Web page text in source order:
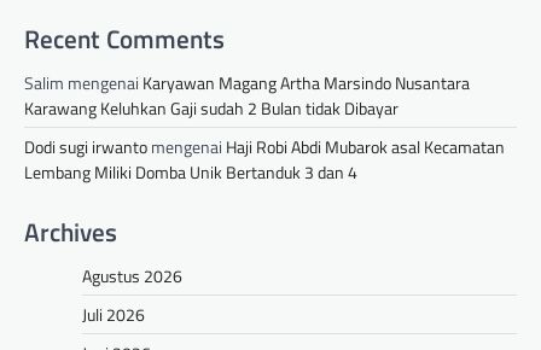
Recent Comments
Salim mengenai Karyawan Magang Artha Marsindo Nusantara
Karawang Keluhkan Gaji sudah 2 Bulan tidak Dibayar
Dodi sugi irwantomengenai Haji Robi Abdi Mubarok asal Kecamatan
Lembang Miliki Domba Unik Bertanduk 3 dan 4
Archives
Agustus 2026
Juli 2026